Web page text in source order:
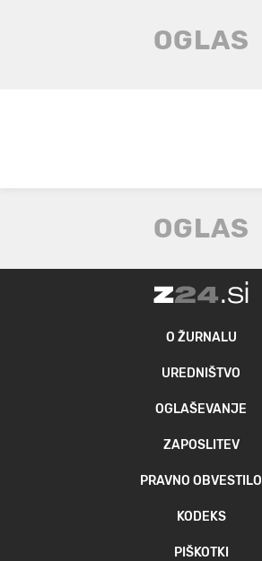
O ŽURNALU
UREDNIŠTVO
OGLAŠEVANJE
ZAPOSLITEV
PRAVNO OBVESTILO
KODEKS
PIŠKOTKI